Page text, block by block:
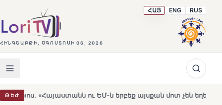
ՀԻՆԳՇԱԲԹԻ, ՕԳՈՍՏՈՍԻ 06, 2026
ՀԱՅ ENG RUS
ԹԵԺ ու ԵՄ-ն երբեք այսքան մոտ չեն եղել» HOT